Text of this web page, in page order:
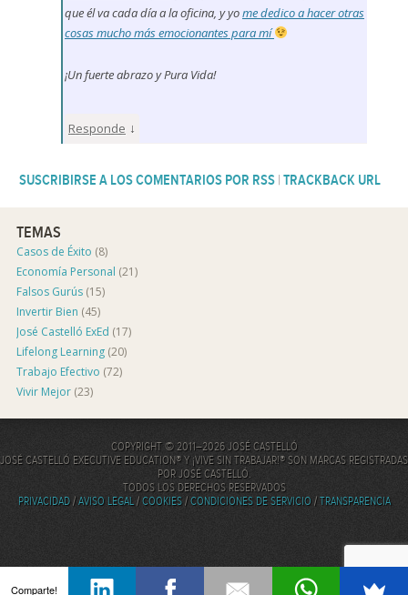
que él va cada día a la oficina, y yome dedico a hacer otras
cosas mucho más emocionantes para mí
¡Un fuerte abrazo y Pura Vida!
Responde ↓
SUSCRIBIRSE A LOS COMENTARIOS POR RSS | TRACKBACK URL
TEMAS
Casos de Éxito (8)
Economía Personal (21)
Falsos Gurús (15)
Invertir Bien (45)
José Castelló ExEd (17)
Lifelong Learning (20)
Trabajo Efectivo (72)
Vivir Mejor (23)
COPYRIGHT © 2011–2026 JOSÉ CASTELLÓ
JOSÉ CASTELLÓ EXECUTIVE EDUCATION® Y ¡VIVE SIN TRABAJAR!® SON MARCAS REGISTRADAS
POR JOSÉ CASTELLÓ.
TODOS LOS DERECHOS RESERVADOS
PRIVACIDAD/AVISO LEGAL/COOKIES/CONDICIONES DE SERVICIO/TRANSPARENCIA
Comparte!